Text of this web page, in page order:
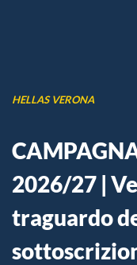
HELLAS VERONA
2026/27 |
traguardo